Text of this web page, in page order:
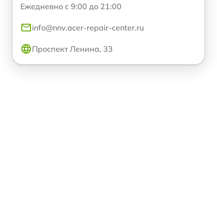
Ежедневно с 9:00 до 21:00
info@nnv.acer-repair-center.ru
Проспект Ленина, 33